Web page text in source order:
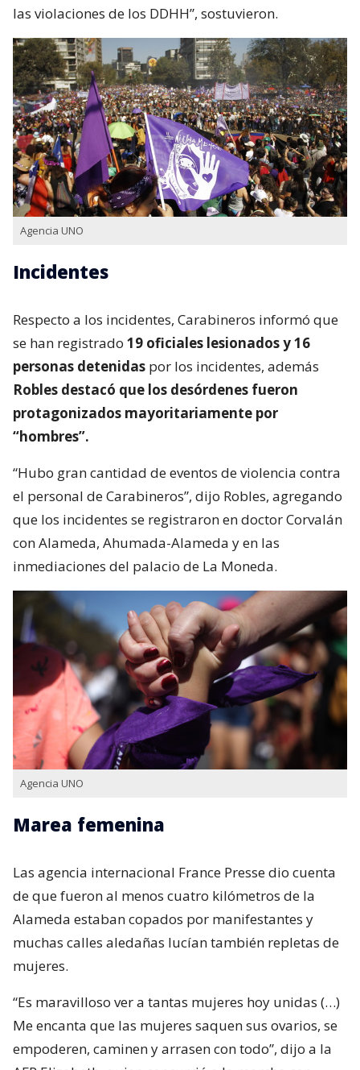
las violaciones de los DDHH”, sostuvieron.
Agencia UNO
Incidentes
Respecto a los incidentes, Carabineros informó que
se han registrado 19 oficiales lesionados y 16
personas detenidas por los incidentes, además
Robles destacó que los desórdenes fueron
protagonizados mayoritariamente por
“hombres”.
“Hubo gran cantidad de eventos de violencia contra
el personal de Carabineros”, dijo Robles, agregando
que los incidentes se registraron en doctor Corvalán
con Alameda, Ahumada-Alameda y en las
inmediaciones del palacio de La Moneda.
Agencia UNO
Marea femenina
Las agencia internacional France Presse dio cuenta
de que fueron al menos cuatro kilómetros de la
Alameda estaban copados por manifestantes y
muchas calles aledañas lucían también repletas de
mujeres.
“Es maravilloso ver a tantas mujeres hoy unidas (…)
Me encanta que las mujeres saquen sus ovarios, se
empoderen, caminen y arrasen con todo”, dijo a la